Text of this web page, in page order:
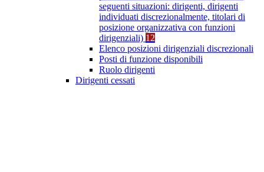
seguenti situazioni: dirigenti, dirigenti
individuati discrezionalmente, titolari di
posizione organizzativa con funzioni
dirigenziali) 12
Elenco posizioni dirigenziali discrezionali
Posti di funzione disponibili
Ruolo dirigenti
Dirigenti cessati